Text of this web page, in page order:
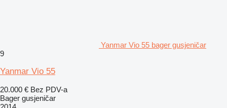
Yanmar Vio 55 bager gusjeničar
9
Yanmar Vio 55
20.000 € Bez PDV-a
Bager gusjeničar